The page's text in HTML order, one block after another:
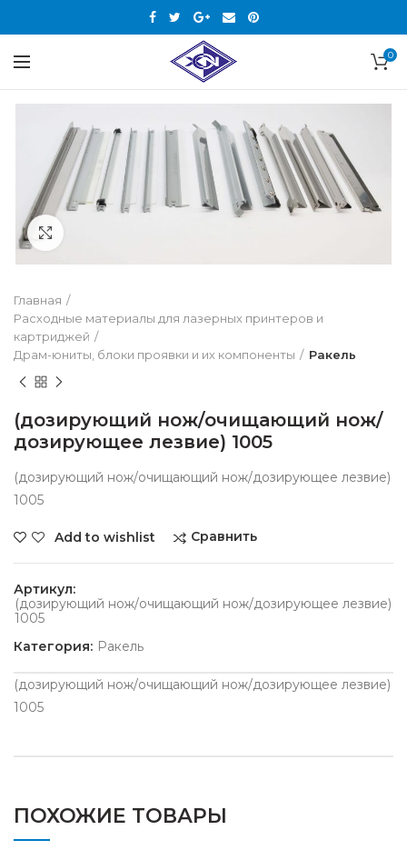
0
Главная
Расходные материалы для лазерных принтеров и
картриджей
Драм-юниты, блоки проявки и их компоненты
Ракель
(дозирующий нож/очищающий нож/
дозирующее лезвие) 1005
(дозирующий нож/очищающий нож/дозирующее лезвие)
1005
Add to wishlist Сравнить
Артикул:
(дозирующий нож/очищающий нож/дозирующее лезвие)
1005
Категория: Ракель
(дозирующий нож/очищающий нож/дозирующее лезвие)
1005
ПОХОЖИЕ ТОВАРЫ